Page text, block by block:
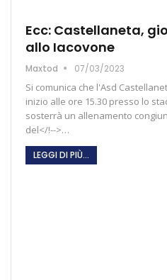
Ecc: Castellaneta,
allo Iacovone
Maxtod 07/03/2023
Si comunica che l'Asd
inizio alle ore 15.30 presso lo
sosterrà un allenamento
del</!-->…
LEGGI DI PIÙ...